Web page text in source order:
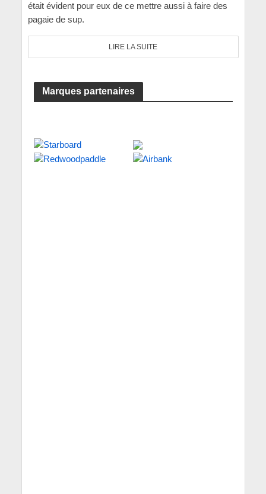
était évident pour eux de ce mettre aussi à faire des
pagaie de sup.
LIRE LA SUITE
Marques partenaires